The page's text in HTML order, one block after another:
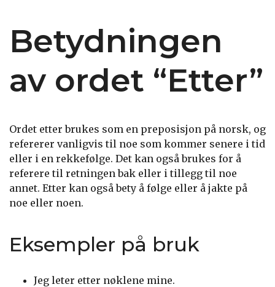
Betydningen
av ordet “Etter”
Ordet etter brukes som en preposisjon på norsk, og
refererer vanligvis til noe som kommer senere i tid
eller i en rekkefølge. Det kan også brukes for å
referere til retningen bak eller i tillegg til noe
annet. Etter kan også bety å følge eller å jakte på
noe eller noen.
Eksempler på bruk
Jeg leter etter nøklene mine.